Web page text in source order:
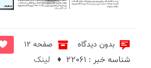
بدون دیدگاه صفحه 12
شناسه خبر : 22061 ♦
لینک